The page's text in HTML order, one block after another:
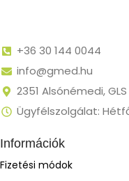
+36 30 144 0044
info@gmed.hu
2351 Alsónémedi,
Ügyfélszolgálat:
Információk
Fizetési módok